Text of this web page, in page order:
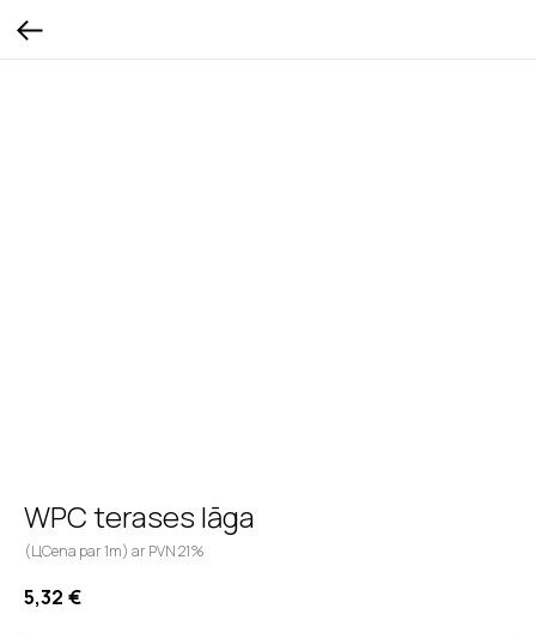
WPC terases lāga
(ЦCena par 1m) ar PVN 21%
5,32 €